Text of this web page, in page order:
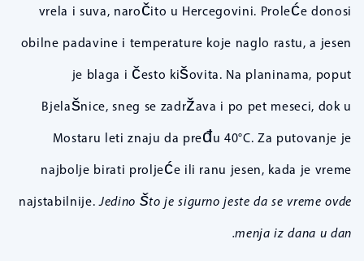
vrela i suva, naročito u Hercegovini. Proleće donosi
obilne padavine i temperature koje naglo rastu, a jesen
je blaga i često kišovita. Na planinama, poput
Bjelašnice, sneg se zadržava i po pet meseci, dok u
Mostaru leti znaju da pređu 40°C. Za putovanje je
najbolje birati proljeće ili ranu jesen, kada je vreme
najstabilnije.Jedino što je sigurno jeste da se vreme ovde
menja iz dana u dan.